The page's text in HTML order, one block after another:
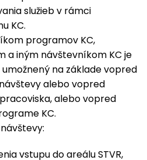
služieb v rámci
KC.
programov KC,
a iným návštevníkom KC je
na základe vopred
alebo vopred
alebo vopred
KC.
vstupu do areálu STVR,